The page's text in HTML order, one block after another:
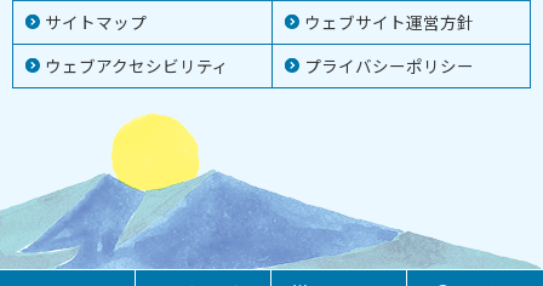
サイトマップ
ウェブサイト運営方針
ウェブアクセシビリティ
プライバシーポリシー